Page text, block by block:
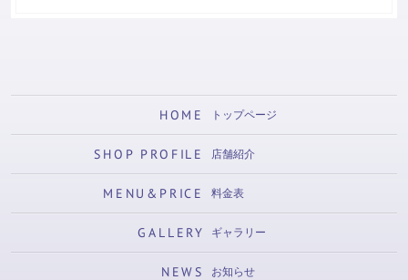
HOME トップページ
SHOP PROFILE 店舗紹介
MENU&PRICE 料金表
GALLERY ギャラリー
NEWS お知らせ